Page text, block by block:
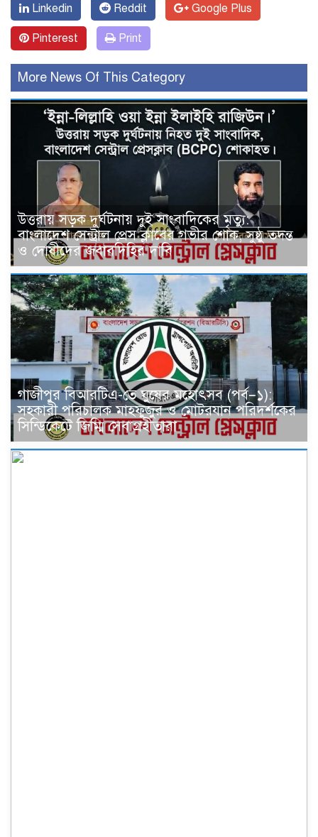
Linkedin Reddit Google Plus
Pinterest Print
More News Of This Category
উত্তরায় সড়ক দুর্ঘটনায় দুই সাংবাদিকের মৃত্যু:
বাংলাদেশ সেন্ট্রাল প্রেস ক্লাবের গভীর শোক, সুষ্ঠু তদন্ত
ও দোষীদের জবাবদিহির দাবি
গাজীপুর বিআরটিএ-তে ঘুষের মহোৎসব (পর্ব–১):
সহকারী পরিচালক মাহফুজুর ও মোটরযান পরিদর্শকের
সিন্ডিকেটে জিম্মি সেবাগ্রহীতারা